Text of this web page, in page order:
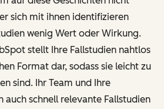
sich mit ihnen identifizieren
wenig Wert oder Wirkung.
stellt Ihre Fallstudien nahtlos
Format dar, sodass sie leicht zu
sind. Ihr Team und Ihre
auch schnell relevante Fallstudien